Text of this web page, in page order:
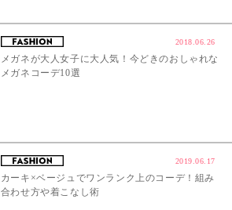
2018.06.26
メガネが大人女子に大人気！今どきのおしゃれな
メガネコーデ10選
2019.06.17
カーキ×ベージュでワンランク上のコーデ！組み
合わせ方や着こなし術